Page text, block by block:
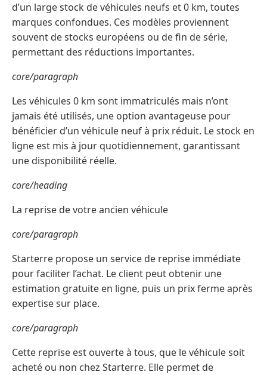
d’un large stock de véhicules neufs et 0 km, toutes
marques confondues. Ces modèles proviennent
souvent de stocks européens ou de fin de série,
permettant des réductions importantes.
core/paragraph
Les véhicules 0 km sont immatriculés mais n’ont
jamais été utilisés, une option avantageuse pour
bénéficier d’un véhicule neuf à prix réduit. Le stock en
ligne est mis à jour quotidiennement, garantissant
une disponibilité réelle.
core/heading
La reprise de votre ancien véhicule
core/paragraph
Starterre propose un service de reprise immédiate
pour faciliter l’achat. Le client peut obtenir une
estimation gratuite en ligne, puis un prix ferme après
expertise sur place.
core/paragraph
Cette reprise est ouverte à tous, que le véhicule soit
acheté ou non chez Starterre. Elle permet de